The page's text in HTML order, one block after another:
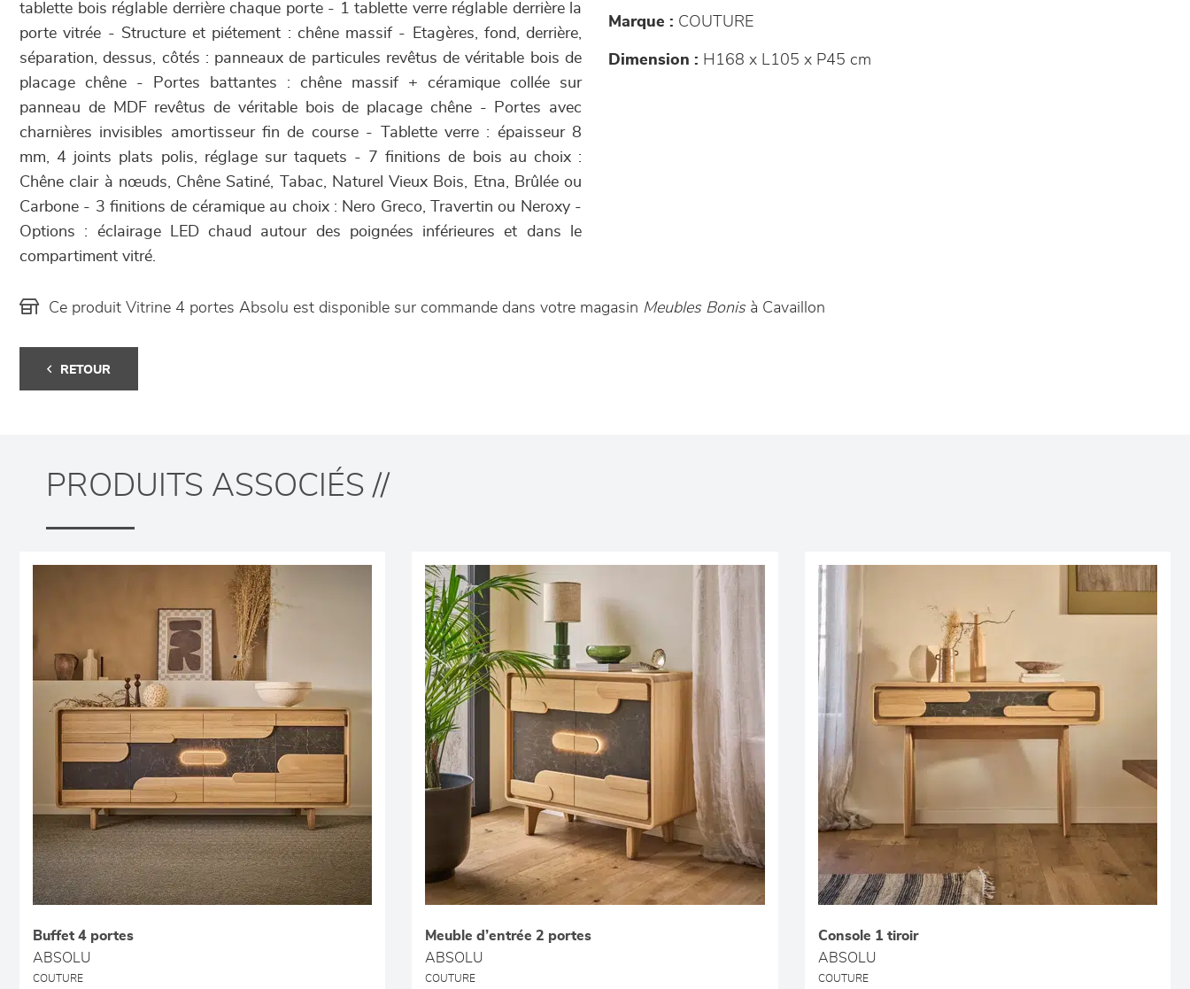
tablette bois réglable derrière chaque porte - 1 tablette verre réglable derrière la
porte vitrée - Structure et piétement : chêne massif - Etagères, fond, derrière,
séparation, dessus, côtés : panneaux de particules revêtus de véritable bois de
placage chêne - Portes battantes : chêne massif + céramique collée sur
panneau de MDF revêtus de véritable bois de placage chêne - Portes avec
charnières invisibles amortisseur fin de course - Tablette verre : épaisseur 8
mm, 4 joints plats polis, réglage sur taquets - 7 finitions de bois au choix :
Chêne clair à nœuds, Chêne Satiné, Tabac, Naturel Vieux Bois, Etna, Brûlée ou
Carbone - 3 finitions de céramique au choix : Nero Greco, Travertin ou Neroxy -
Options : éclairage LED chaud autour des poignées inférieures et dans le
compartiment vitré.
Marque : COUTURE
Dimension : H168 x L105 x P45 cm
Ce produit Vitrine 4 portes Absolu est disponible sur commande dans votre magasin Meubles Bonisà Cavaillon
RETOUR
PRODUITS ASSOCIÉS //
Buffet 4 portes
ABSOLU
COUTURE
Meuble d’entrée 2 portes
ABSOLU
COUTURE
Console 1 tiroir
ABSOLU
COUTURE